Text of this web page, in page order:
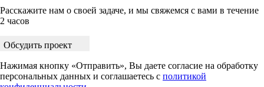
Расскажите нам о своей задаче, и мы свяжемся с вами в течение
2 часов
Обсудить проект
Нажимая кнопку «Отправить», Вы даете согласие на обработку
персональных данных и соглашаетесь с политикой